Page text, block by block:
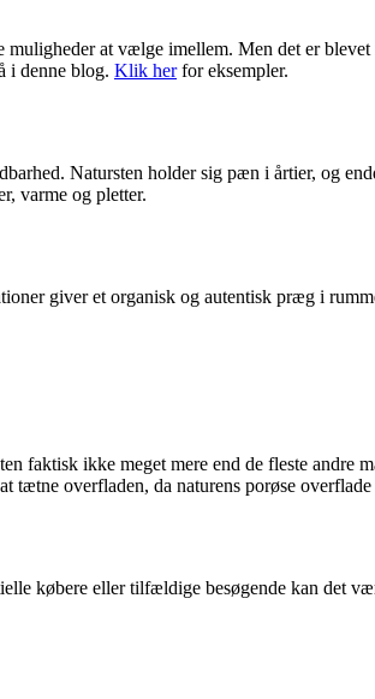
at vælge imellem. Men det er blevet
i denne blog. Klik herfor eksempler.
Natursten holder sig pæn i årtier, og
varme og pletter.
giver et organisk og autentisk præg i
faktisk ikke meget mere end de fleste andre
overfladen, da naturens porøse overflade
købere eller tilfældige besøgende kan det